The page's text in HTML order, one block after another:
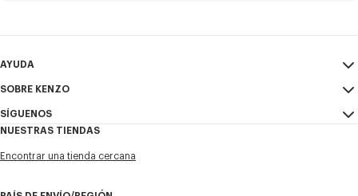
Deseo suscribirme a las comunicaciones de KENZO. Suscribiéndome,
por:
AYUDA
Mi Cuenta
Guía de tallas
Preguntas frecuentes
SOBRE KENZO
Condiciones de venta
Política de privacidad
SÍGUENOS
NUESTRAS TIENDAS
Encontrar una tienda cercana